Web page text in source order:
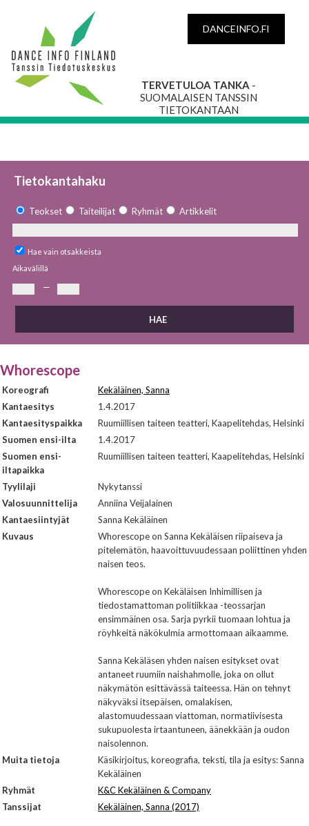
DANCEINFO.FI
TERVETULOA TANKA -
SUOMALAISEN TANSSIN
TIETOKANTAAN
Tietokantahaku
Teokset Taiteilijat Ryhmät Artikkelit
Hae vain otsakkeista
Aikavälillä
—
Whorescope
Koreografi
Kekäläinen, Sanna
Kantaesitys
1.4.2017
Kantaesityspaikka
Ruumiillisen taiteen teatteri, Kaapelitehdas, Helsinki
Suomen ensi-ilta
1.4.2017
Suomen ensi-
iltapaikka
Ruumiillisen taiteen teatteri, Kaapelitehdas, Helsinki
Tyylilaji
Nykytanssi
Valosuunnittelija
Anniina Veijalainen
Kantaesiintyjät
Sanna Kekäläinen
Kuvaus
Whorescope on Sanna Kekäläisen riipaiseva ja
pitelemätön, haavoittuvuudessaan poliittinen yhden
naisen teos.
Whorescope on Kekäläisen Inhimillisen ja
tiedostamattoman politiikkaa -teossarjan
ensimmäinen osa. Sarja pyrkii tuomaan lohtua ja
röyhkeitä näkökulmia armottomaan aikaamme.
Sanna Kekäläsen yhden naisen esitykset ovat
antaneet ruumiin naishahmolle, joka on ollut
näkymätön esittävässä taiteessa. Hän on tehnyt
näkyväksi itsepäisen, omalakisen,
alastomuudessaan viattoman, normatiivisesta
sukupuolesta irtaantuneen, äänekkään ja oudon
naisolennon.
Muita tietoja
Käsikirjoitus, koreografia, teksti, tila ja esitys: Sanna
Kekäläinen
Ryhmät
K&C Kekäläinen & Company
Tanssijat
Kekäläinen, Sanna (2017)